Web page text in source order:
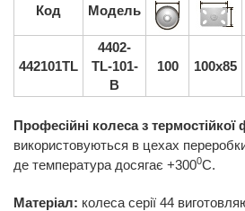
Код Модель
442101TL
4402-
TL-101-
B
100 100x85
Професійні колеса з
використовуються в цехах
де температура досягає +3000С.
Матеріал: колеса серії 44